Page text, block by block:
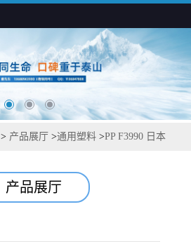
> 产品展厅 >通用塑料 >PP F3990 日本
产品展厅